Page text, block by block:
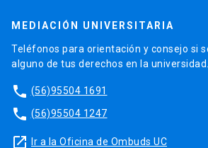
MEDIACIÓN UNIVERSITARIA
Teléfonos para orientación y consejo si
alguno de tus derechos en la universidad.
phone (56)95504 1691
phone (56)95504 1247
launch Ir a la Oficina de Ombuds UC